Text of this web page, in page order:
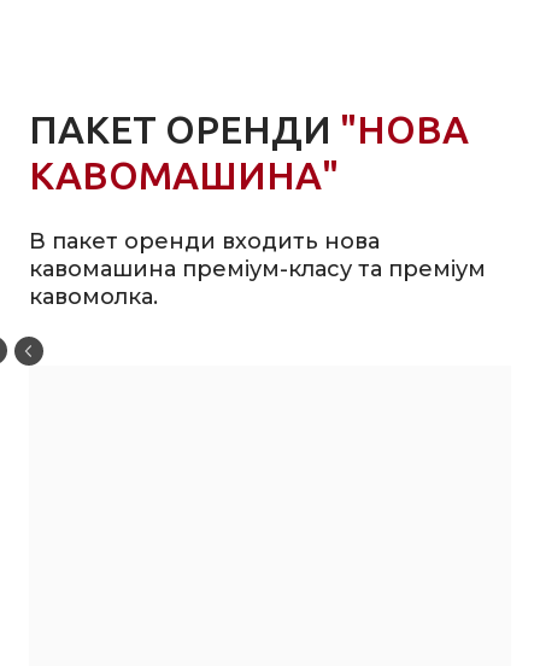
ПАКЕТ ОРЕНДИ "НОВА
КАВОМАШИНА"
В пакет оренди входить нова
кавомашина преміум-класу та преміум
кавомолка.